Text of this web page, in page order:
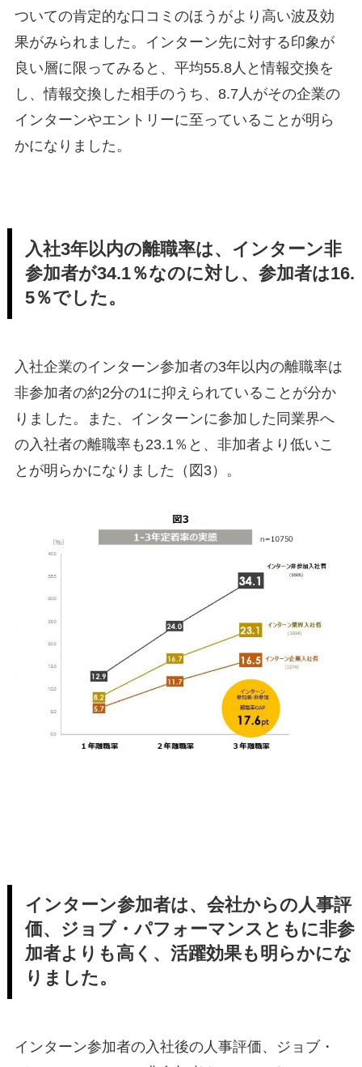
ついての肯定的な口コミのほうがより高い波及効
果がみられました。インターン先に対する印象が
良い層に限ってみると、平均55.8人と情報交換を
し、情報交換した相手のうち、8.7人がその企業の
インターンやエントリーに至っていることが明ら
かになりました。
入社3年以内の離職率は、インターン非
参加者が34.1％なのに対し、参加者は16.
5％でした。
入社企業のインターン参加者の3年以内の離職率は
非参加者の約2分の1に抑えられていることが分か
りました。また、インターンに参加した同業界へ
の入社者の離職率も23.1％と、非加者より低いこ
とが明らかになりました（図3）。
インターン参加者は、会社からの人事評
価、ジョブ・パフォーマンスともに非参
加者よりも高く、活躍効果も明らかにな
りました。
インターン参加者の入社後の人事評価、ジョブ・